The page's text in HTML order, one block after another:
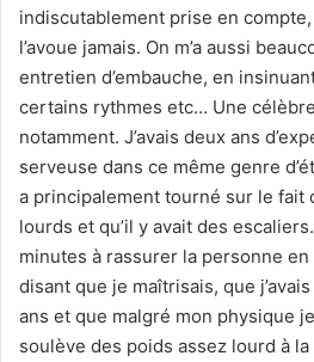
indiscutablement prise en
l’avoue jamais. On m’a aussi
entretien d’embauche, en
certains rythmes etc… Une
notamment. J’avais deux ans
serveuse dans ce même genre
a principalement tourné sur le fait
lourds et qu’il y avait des
minutes à rassurer la personne
disant que je maîtrisais, que
ans et que malgré mon physique
soulève des poids assez lourd à